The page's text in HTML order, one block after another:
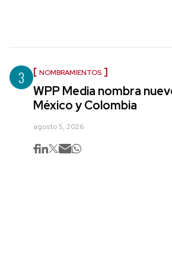
3 NOMBRAMIENTOS
WPP Media nombra
México y Colombia
agosto 5, 2026